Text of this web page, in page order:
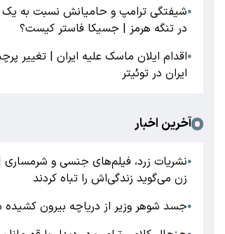
●شیفتگی ترامپ و حامیانش نسبت به یک
در تنگه هرمز | جسیکا فاستر کیست؟
●اقدام ایلان ماسک علیه ایران | تغییر
ایران در توئیتر
آخرین اخبار
●نشریات زرد، فیلم‌های جنسی و شرمساری
زن می‌گوید زندگی‌اش را تباه کردند
●جسد شوهر وزیر از دریاچه بیرون